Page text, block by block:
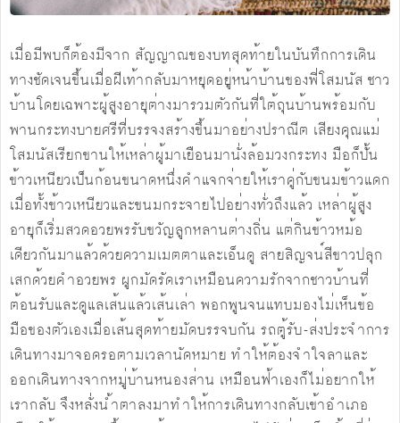
เมื่อมีพบก็ต้องมีจาก สัญญาณของบทสุดท้ายในบันทึกการเดิน
ทางชัดเจนขึ้นเมื่อฝีเท้ากลับมาหยุดอยู่หน้าบ้านของพี่โสมนัส ชาว
บ้านโดยเฉพาะผู้สูงอายุต่างมารวมตัวกันที่ใต้ถุนบ้านพร้อมกับ
พานกระทงบายศรีที่บรรจงสร้างขึ้นมาอย่างปราณีต เสียงคุณแม่
โสมนัสเรียกขานให้เหล่าผู้มาเยือนมานั่งล้อมวงกระทง มือก็ปั้น
ข้าวเหนียวเป็นก้อนขนาดหนึ่งคำแจกจ่ายให้เราคู่กับขนมข้าวแดก
เมื่อทั้งข้าวเหนียวและขนมกระจายไปอย่างทั่วถึงแล้ว เหล่าผู้สูง
อายุก็เริ่มสวดอวยพรรับขวัญลูกหลานต่างถิ่น แต่กินข้าวหม้อ
เดียวกันมาแล้วด้วยความเมตตาและเอ็นดู สายสิญจน์สีขาวปลุก
เสกด้วยคำอวยพร ผูกมัดรัดเราเหมือนความรักจากชาวบ้านที่
ต้อนรับและดูแลเส้นแล้วเส้นเล่า พอกพูนจนแทบมองไม่เห็นข้อ
มือของตัวเองเมื่อเส้นสุดท้ายมัดบรรจบกัน รถตู้รับ-ส่งประจำการ
เดินทางมาจอดรอตามเวลานัดหมาย ทำให้ต้องจำใจลาและ
ออกเดินทางจากหมู่บ้านหนองส่าน เหมือนฟ้าเองก็ไม่อยากให้
เรากลับ จึงหลั่งน้ำตาลงมาทำให้การเดินทางกลับเข้าอำเภอ